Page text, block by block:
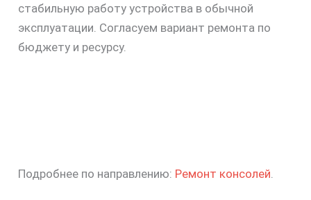
стабильную работу устройства в обычной
эксплуатации. Согласуем вариант ремонта по
бюджету и ресурсу.
Подробнее по направлению: Ремонт консолей